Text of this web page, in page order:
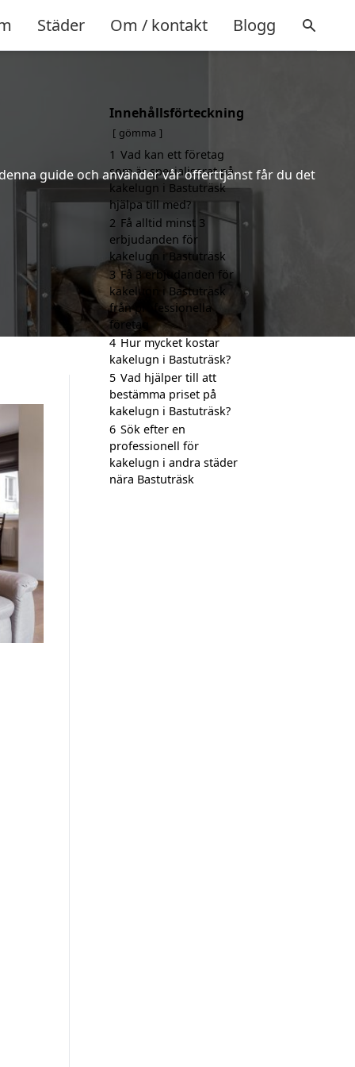
Städer Om / kontakt Blogg
guide och använder vår offerttjänst får du det
Innehållsförteckning
gömma
1 Vad kan ett företag
som är specialiserat på
kakelugn i Bastuträsk
hjälpa till med?
2 Få alltid minst 3
erbjudanden för
kakelugn i Bastuträsk
3 Få 3 erbjudanden för
kakelugn i Bastuträsk
från professionella
företag
4 Hur mycket kostar
kakelugn i Bastuträsk?
5 Vad hjälper till att
bestämma priset på
kakelugn i Bastuträsk?
6 Sök efter en
professionell för
kakelugn i andra städer
nära Bastuträsk